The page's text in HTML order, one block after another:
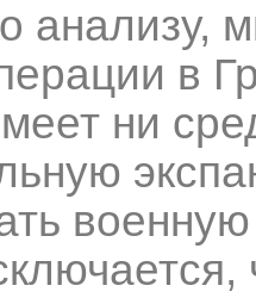
в
ни